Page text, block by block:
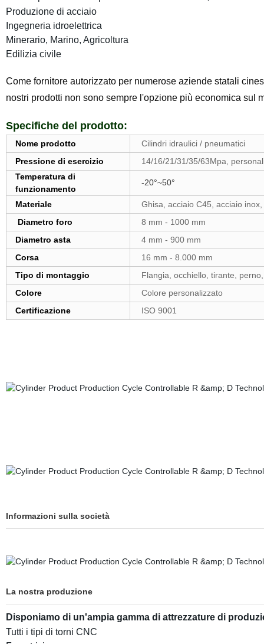
Produzione di acciaio
Ingegneria idroelettrica
Minerario, Marino, Agricoltura
Edilizia civile
Come fornitore autorizzato per numerose aziende statali
nostri prodotti non sono sempre l'opzione più economica sul
Specifiche del prodotto:
Nome prodotto
Cilindri idraulici / pneumatici
Pressione di esercizio
14/16/21/31/35/63Mpa,
Temperatura di
funzionamento
-20°~50°
Materiale
Ghisa, acciaio C45, acciaio
Diametro foro
8 mm - 1000 mm
Diametro asta
4 mm - 900 mm
Corsa
16 mm - 8.000 mm
Tipo di montaggio
Flangia, occhiello, tirante,
Colore
Colore personalizzato
Certificazione
ISO 9001
Informazioni sulla società
La nostra produzione
Disponiamo di un'ampia gamma di attrezzature di
Tutti i tipi di torni CNC